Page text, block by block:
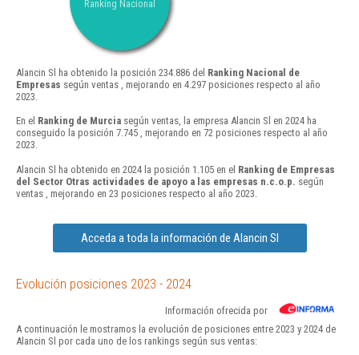
Ranking Nacional
Alancin Sl ha obtenido la posición 234.886 del Ranking Nacional de
Empresas según ventas , mejorando en 4.297 posiciones respecto al año
2023.
En el Ranking de Murcia según ventas, la empresa Alancin Sl en 2024 ha
conseguido la posición 7.745 , mejorando en 72 posiciones respecto al año
2023.
Alancin Sl ha obtenido en 2024 la posición 1.105 en el Ranking de Empresas
del Sector Otras actividades de apoyo a las empresas n.c.o.p. según
ventas , mejorando en 23 posiciones respecto al año 2023.
Acceda a toda la información de Alancin Sl
Evolución posiciones 2023 - 2024
Información ofrecida por
A continuación le mostramos la evolución de posiciones entre 2023 y 2024 de
Alancin Sl por cada uno de los rankings según sus ventas: